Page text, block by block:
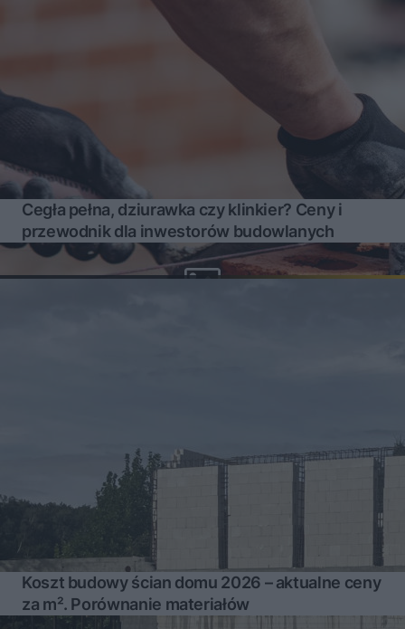
Cegła pełna, dziurawka czy klinkier? Ceny i
przewodnik dla inwestorów budowlanych
Koszt budowy ścian domu 2026 – aktualne ceny
za m². Porównanie materiałów